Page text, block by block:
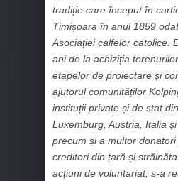
tradiție care început în
Timișoara în anul 1859
Asociației calfelor catolice.
ani de la achiziția
etapelor de proiectare și
ajutorul comunităților
instituții private și de stat
Luxemburg, Austria, Italia și
precum și a multor
creditori din țară și
acțiuni de voluntariat, s-a